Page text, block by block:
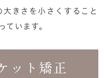
きさを小さくすること
ています。
ット矯正